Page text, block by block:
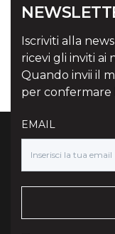
Iscriviti alla
ricevi gli inviti ai
Quando invii il
per confermare
EMAIL